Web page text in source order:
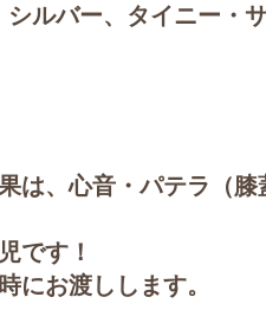
バー、タイニー・サ
は、心音・パテラ（
です！
にお渡しします。